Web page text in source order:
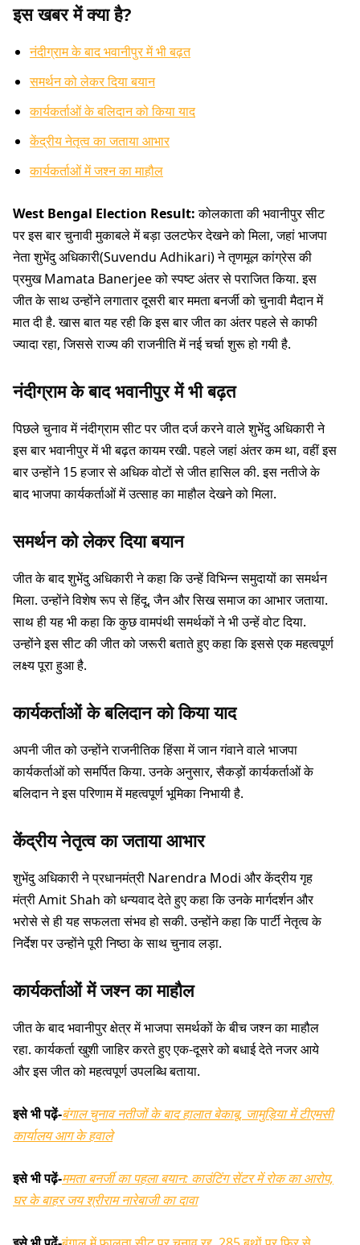
इस खबर में क्या है?
नंदीग्राम के बाद भवानीपुर में भी बढ़त
समर्थन को लेकर दिया बयान
कार्यकर्ताओं के बलिदान को किया याद
केंद्रीय नेतृत्व का जताया आभार
कार्यकर्ताओं में जश्न का माहौल
West Bengal Election Result:कोलकाता की भवानीपुर सीट
पर इस बार चुनावी मुकाबले में बड़ा उलटफेर देखने को मिला, जहां भाजपा
नेता शुभेंदु अधिकारी(Suvendu Adhikari) ने तृणमूल कांग्रेस की
प्रमुख Mamata Banerjee को स्पष्ट अंतर से पराजित किया. इस
जीत के साथ उन्होंने लगातार दूसरी बार ममता बनर्जी को चुनावी मैदान में
मात दी है. खास बात यह रही कि इस बार जीत का अंतर पहले से काफी
ज्यादा रहा, जिससे राज्य की राजनीति में नई चर्चा शुरू हो गयी है.
नंदीग्राम के बाद भवानीपुर में भी बढ़त
पिछले चुनाव में नंदीग्राम सीट पर जीत दर्ज करने वाले शुभेंदु अधिकारी ने
इस बार भवानीपुर में भी बढ़त कायम रखी. पहले जहां अंतर कम था, वहीं इस
बार उन्होंने 15 हजार से अधिक वोटों से जीत हासिल की. इस नतीजे के
बाद भाजपा कार्यकर्ताओं में उत्साह का माहौल देखने को मिला.
समर्थन को लेकर दिया बयान
जीत के बाद शुभेंदु अधिकारी ने कहा कि उन्हें विभिन्न समुदायों का समर्थन
मिला. उन्होंने विशेष रूप से हिंदू, जैन और सिख समाज का आभार जताया.
साथ ही यह भी कहा कि कुछ वामपंथी समर्थकों ने भी उन्हें वोट दिया.
उन्होंने इस सीट की जीत को जरूरी बताते हुए कहा कि इससे एक महत्वपूर्ण
लक्ष्य पूरा हुआ है.
कार्यकर्ताओं के बलिदान को किया याद
अपनी जीत को उन्होंने राजनीतिक हिंसा में जान गंवाने वाले भाजपा
कार्यकर्ताओं को समर्पित किया. उनके अनुसार, सैकड़ों कार्यकर्ताओं के
बलिदान ने इस परिणाम में महत्वपूर्ण भूमिका निभायी है.
केंद्रीय नेतृत्व का जताया आभार
शुभेंदु अधिकारी ने प्रधानमंत्री Narendra Modi और केंद्रीय गृह
मंत्री Amit Shah को धन्यवाद देते हुए कहा कि उनके मार्गदर्शन और
भरोसे से ही यह सफलता संभव हो सकी. उन्होंने कहा कि पार्टी नेतृत्व के
निर्देश पर उन्होंने पूरी निष्ठा के साथ चुनाव लड़ा.
कार्यकर्ताओं में जश्न का माहौल
जीत के बाद भवानीपुर क्षेत्र में भाजपा समर्थकों के बीच जश्न का माहौल
रहा. कार्यकर्ता खुशी जाहिर करते हुए एक-दूसरे को बधाई देते नजर आये
और इस जीत को महत्वपूर्ण उपलब्धि बताया.
इसे भी पढ़ें-बंगाल चुनाव नतीजों के बाद हालात बेकाबू, जामुड़िया में टीएमसी
कार्यालय आग के हवाले
इसे भी पढ़ें-ममता बनर्जी का पहला बयान: काउंटिंग सेंटर में रोक का आरोप,
घर के बाहर जय श्रीराम नारेबाजी का दावा